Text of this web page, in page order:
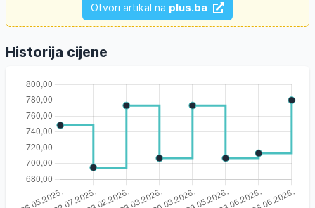
Otvori artikal na plus.ba
Historija cijene